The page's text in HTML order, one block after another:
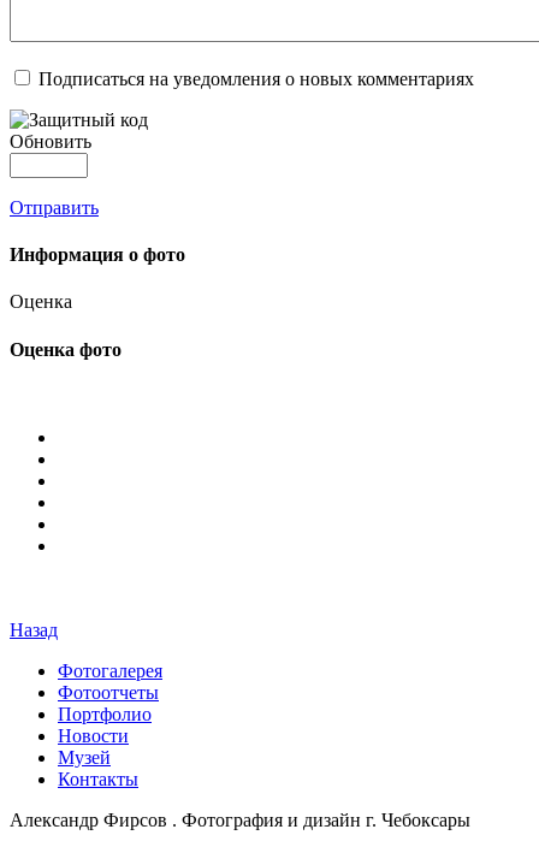
Подписаться на уведомления о новых комментариях
Обновить
Отправить
Информация о фото
Оценка
Оценка фото
Назад
Фотогалерея
Фотоотчеты
Портфолио
Новости
Музей
Контакты
Александр Фирсов . Фотография и дизайн г. Чебоксары